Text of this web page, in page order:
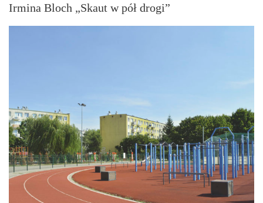
Irmina Bloch „Skaut w pół drogi”